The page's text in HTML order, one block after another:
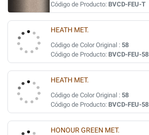
Código de Producto: BVCD-FEU-T
HEATH MET.
Código de Color Original : 58
Código de Producto: BVCD-FEU-58
HEATH MET.
Código de Color Original : 58
Código de Producto: BVCD-FEU-58
HONOUR GREEN MET.